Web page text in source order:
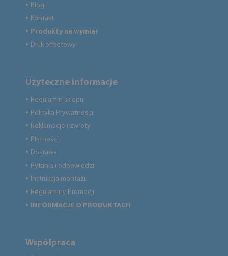
● Blog
● Kontakt
● Produkty na wymiar
● Druk offsetowy
Użyteczne informacje
● Regulamin sklepu
● Polityka Prywatności
● Reklamacje i zwroty
● Płatności
● Dostawa
● Pytania i odpowiedzi
● Instrukcja montażu
● Regulaminy Promocji
● INFORMACJE O PRODUKTACH
Współpraca